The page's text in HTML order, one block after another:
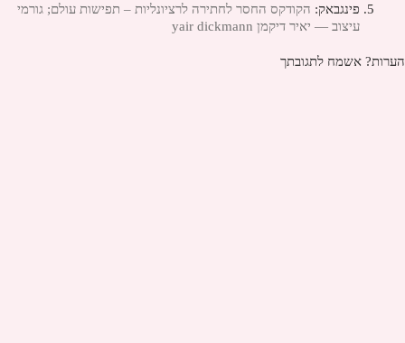
פינגבאק: הקודקס החסר לחתירה לרציונליות – תפישות עולם; גורמי
עיצוב — יאיר דיקמן yair dickmann
הערות? אשמח לתגובתך